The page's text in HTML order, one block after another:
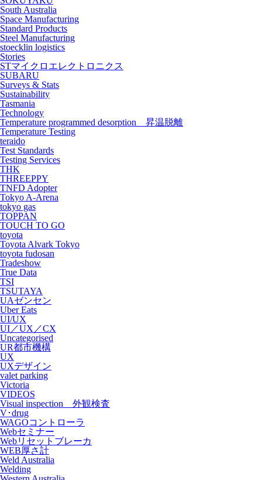
South Australia
Space Manufacturing
Standard Products
Steel Manufacturing
stoecklin logistics
Stories
STマイクロエレクトロニクス
SUBARU
Surveys & Stats
Sustainability
Tasmania
Technology
Temperature programmed desorption 昇温脱離
Temperature Testing
teraido
Test Standards
Testing Services
THK
THREEPPY
TNFD Adopter
Tokyo A-Arena
tokyo gas
TOPPAN
TOUCH TO GO
toyota
Toyota Alvark Tokyo
toyota fudosan
Tradeshow
True Data
TSI
TSUTAYA
UAゼンセン
Uber Eats
UI/UX
UI／UX／CX
Uncategorised
UR都市機構
UX
UXデザイン
valet parking
Victoria
VIDEOS
Visual inspection 外観検査
V･drug
WAGOコントローラ
Webセミナー
Webリセットブレーカ
WEB厚さ計
Weld Australia
Welding